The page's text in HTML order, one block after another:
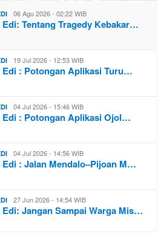
06 Agu 2026 - 02:22 WIB
Edi: Tentang Tragedy Kebakar…
19 Jul 2026 - 12:53 WIB
Edi : Potongan Aplikasi Turu…
04 Jul 2026 - 15:46 WIB
Edi : Potongan Aplikasi Ojol…
04 Jul 2026 - 14:56 WIB
Edi : Jalan Mendalo–Pijoan M…
27 Jun 2026 - 14:54 WIB
Edi: Jangan Sampai Warga Mis…